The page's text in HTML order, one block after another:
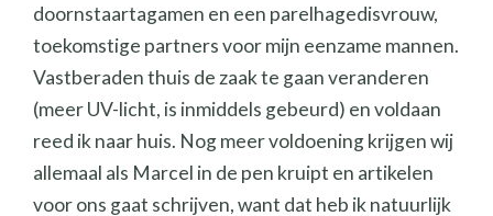
doornstaartagamen en een parelhagedisvrouw,
toekomstige partners voor mijn eenzame mannen.
Vastberaden thuis de zaak te gaan veranderen
(meer UV-licht, is inmiddels gebeurd) en voldaan
reed ik naar huis. Nog meer voldoening krijgen wij
allemaal als Marcel in de pen kruipt en artikelen
voor ons gaat schrijven, want dat heb ik natuurlijk